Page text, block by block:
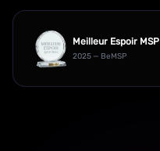
Meilleur Espoir MSP
2025 — BeMSP